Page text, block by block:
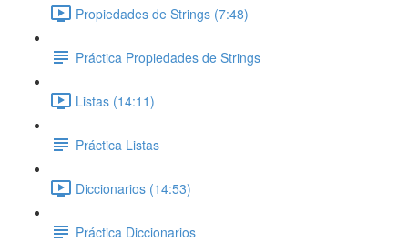
Propiedades de Strings (7:48)
Práctica Propiedades de Strings
Listas (14:11)
Práctica Listas
Diccionarios (14:53)
Práctica Diccionarios